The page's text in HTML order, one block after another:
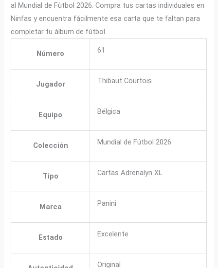
al Mundial de Fùtbol 2026. Compra tus cartas individuales en
Ninfas y encuentra fácilmente esa carta que te faltan para
completar tu álbum de fútbol
Número 61
Jugador Thibaut Courtois
Equipo Bélgica
Colección Mundial de Fútbol 2026
Tipo Cartas Adrenalyn XL
Marca Panini
Estado Excelente
Original